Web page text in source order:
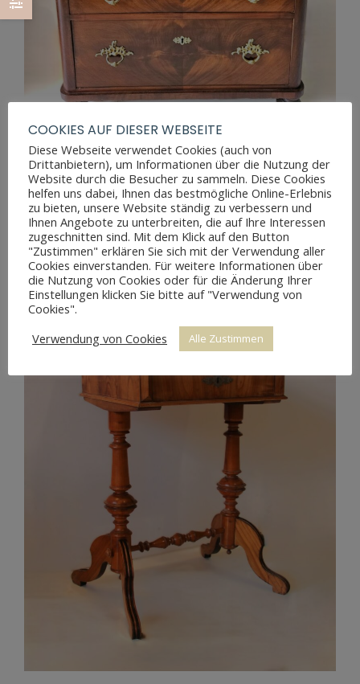
BIEDERMEIER KOMMODE
COOKIES AUF DIESER WEBSEITE
Diese Webseite verwendet Cookies (auch von
Drittanbietern), um Informationen über die Nutzung der
Website durch die Besucher zu sammeln. Diese Cookies
helfen uns dabei, Ihnen das bestmögliche Online-Erlebnis
zu bieten, unsere Website ständig zu verbessern und
Ihnen Angebote zu unterbreiten, die auf Ihre Interessen
zugeschnitten sind. Mit dem Klick auf den Button
"Zustimmen" erklären Sie sich mit der Verwendung aller
Cookies einverstanden. Für weitere Informationen über
die Nutzung von Cookies oder für die Änderung Ihrer
Einstellungen klicken Sie bitte auf "Verwendung von
Cookies".
Verwendung von Cookies
Alle Zustimmen